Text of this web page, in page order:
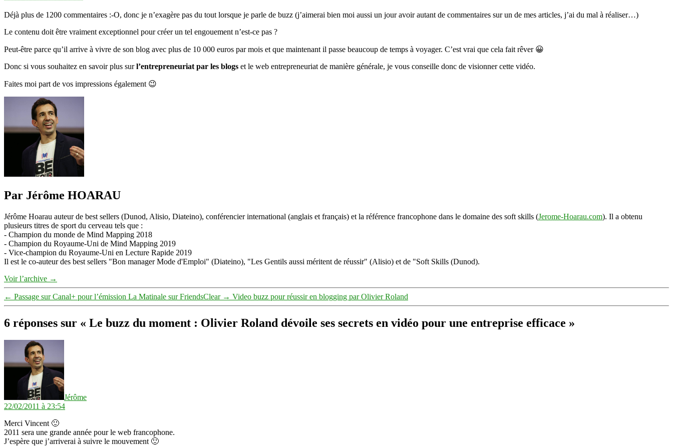
secrets
en
une
efficace
Déjà plus de 1200 commentaires :-O, donc je n’exagère pas du tout lorsque je parle de buzz (j’aimerai bien moi aussi un jour avoir autant de commentaires sur un de mes articles, j’ai du mal à réaliser…)
Le contenu doit être vraiment exceptionnel pour créer un tel engouement n’est-ce pas ?
Peut-être parce qu’il arrive à vivre de son blog avec plus de 10 000 euros par mois et que maintenant il passe beaucoup de temps à voyager. C’est vrai que cela fait rêver 😀
Donc si vous souhaitez en savoir plus surl’entrepreneuriat par les blogs et le web entrepreneuriat de manière générale, je vous conseille donc de visionner cette vidéo.
Faites moi part de vos impressions également 😉
Par Jérôme HOARAU
Jérôme Hoarau auteur de best sellers (Dunod, Alisio, Diateino), conférencier international (anglais et français) et la référence francophone dans le domaine des soft skills (Jerome-Hoarau.com). Il a obtenu
plusieurs titres de sport du cerveau tels que :
- Champion du monde de Mind Mapping 2018
- Champion du Royaume-Uni de Mind Mapping 2019
- Vice-champion du Royaume-Uni en Lecture Rapide 2019
Il est le co-auteur des best sellers "Bon manager Mode d'Emploi" (Diateino), "Les Gentils aussi méritent de réussir" (Alisio) et de "Soft Skills (Dunod).
Voir l’archive →
← Passage sur Canal+ pour l’émission La Matinale sur FriendsClear → Video buzz pour réussir en blogging par Olivier Roland
6 réponses sur « Le buzz du moment : Olivier Roland dévoile ses secrets en vidéo pour une entreprise efficace »
Jérôme
22/02/2011 à 23:54
Merci Vincent 🙂
2011 sera une grande année pour le web francophone.
J’espère que j’arriverai à suivre le mouvement 🙂